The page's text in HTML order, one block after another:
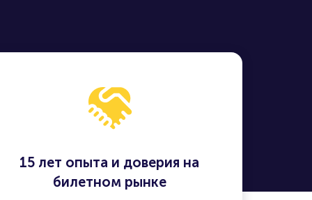
15 лет опыта и доверия на
билетном рынке